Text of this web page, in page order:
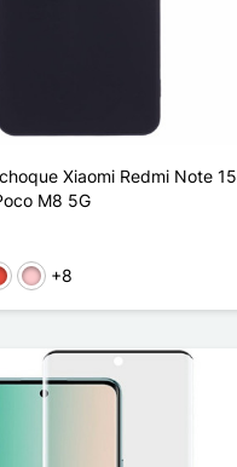
Xiaomi Redmi Note 15
M8 5G
Rosa+8